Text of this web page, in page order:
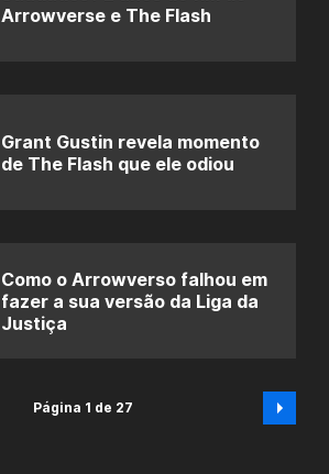
Arrowverse e The Flash
Grant Gustin revela momento
de The Flash que ele odiou
Como o Arrowverso falhou em
fazer a sua versão da Liga da
Justiça
Página 1 de 27